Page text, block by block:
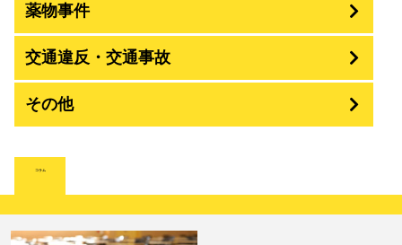
逮捕・監禁
盗撮・のぞき
強姦・準強姦
恐喝
薬物事件
覚せい剤
麻薬及び向精神薬
交通違反・交通事故
その他
放火・失火
コラム